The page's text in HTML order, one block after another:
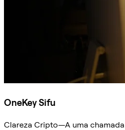
OneKey Sifu
Clareza Cripto—A uma